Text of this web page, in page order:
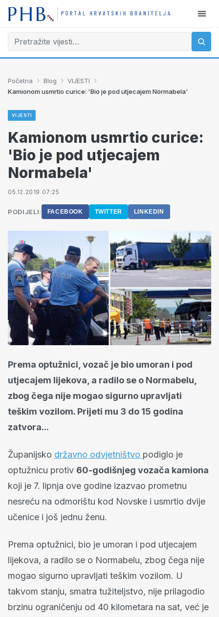
Početna › Blog › VIJESTI ›
Kamionom usmrtio curice: 'Bio je pod utjecajem Normabela'
VIJESTI
Kamionom usmrtio curice:
'Bio je pod utjecajem
Normabela'
05.12.2019 07:25
PODIJELI: FACEBOOK TWITTER LINKEDIN
Prema optužnici, vozač je bio umoran i pod
utjecajem lijekova, a radilo se o Normabelu,
zbog čega nije mogao sigurno upravljati
teškim vozilom. Prijeti mu 3 do 15 godina
zatvora...
Županijsko državno odvjetništvo podiglo je
optužnicu protiv 60-godišnjeg vozača kamiona
koji je 7. lipnja ove godine izazvao prometnu
nesreću na odmorištu kod Novske i usmrtio dvije
učenice i još jednu ženu.
Prema optužnici, bio je umoran i pod utjecajem
lijekova, a radilo se o Normabelu, zbog čega nije
mogao sigurno upravljati teškim vozilom. U
takvom stanju, smatra tužiteljstvo, nije prilagodio
brzinu ograničenju od 40 kilometara na sat, već je